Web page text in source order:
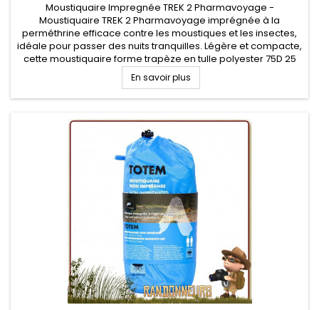
Moustiquaire Impregnée TREK 2 Pharmavoyage -
Moustiquaire TREK 2 Pharmavoyage imprégnée à la
perméthrine efficace contre les moustiques et les insectes,
idéale pour passer des nuits tranquilles. Légère et compacte,
cette moustiquaire forme trapèze en tulle polyester 75D 25
mailles par cm2 est idéale en randonnée, voyage et
camping.
En savoir plus